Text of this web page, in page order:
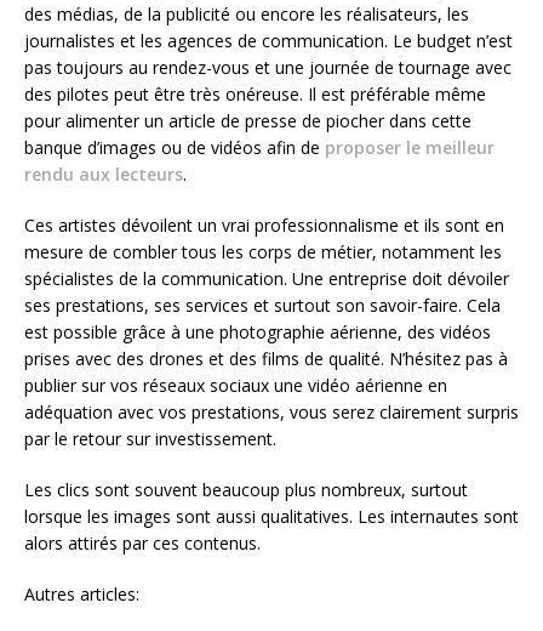
des médias, de la publicité ou encore les réalisateurs, les
journalistes et les agences de communication. Le budget n’est
pas toujours au rendez-vous et une journée de tournage avec
des pilotes peut être très onéreuse. Il est préférable même
pour alimenter un article de presse de piocher dans cette
banque d’images ou de vidéos afin de proposer le meilleur
rendu aux lecteurs.
Ces artistes dévoilent un vrai professionnalisme et ils sont en
mesure de combler tous les corps de métier, notamment les
spécialistes de la communication. Une entreprise doit dévoiler
ses prestations, ses services et surtout son savoir-faire. Cela
est possible grâce à une photographie aérienne, des vidéos
prises avec des drones et des films de qualité. N’hésitez pas à
publier sur vos réseaux sociaux une vidéo aérienne en
adéquation avec vos prestations, vous serez clairement surpris
par le retour sur investissement.
Les clics sont souvent beaucoup plus nombreux, surtout
lorsque les images sont aussi qualitatives. Les internautes sont
alors attirés par ces contenus.
Autres articles: